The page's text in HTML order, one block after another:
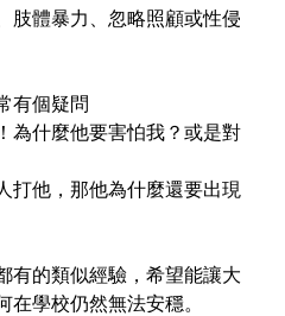
肢體暴力、忽略照顧或性侵
有個疑問
為什麼他要害怕我？或是對
打他，那他為什麼還要出現
有的類似經驗，希望能讓大
學校仍然無法安穩。